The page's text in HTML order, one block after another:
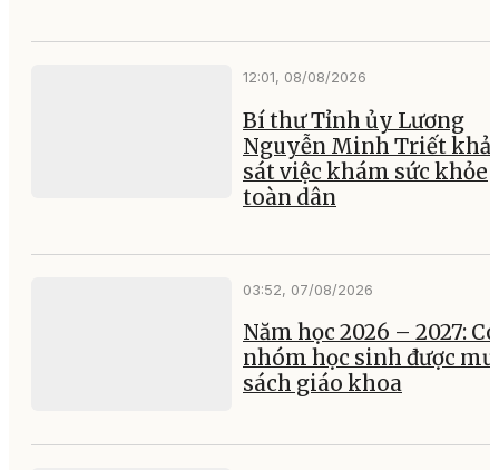
12:01, 08/08/2026
Bí thư Tỉnh ủy Lương
Nguyễn Minh Triết
sát việc khám sức khỏe
toàn dân
03:52, 07/08/2026
Năm học 2026 – 2027:
nhóm học sinh được
sách giáo khoa